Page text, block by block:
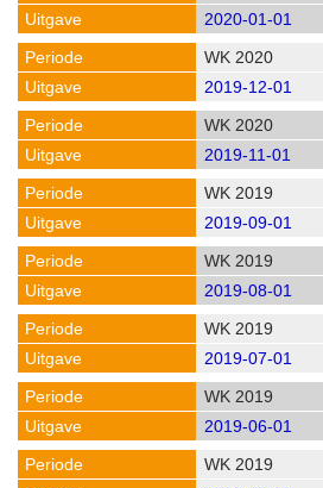
2020-01-01
WK 2020
2019-12-01
WK 2020
2019-11-01
WK 2019
2019-09-01
WK 2019
2019-08-01
WK 2019
2019-07-01
WK 2019
2019-06-01
WK 2019